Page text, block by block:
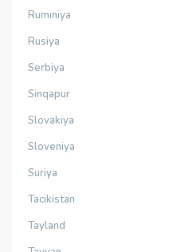
Rumıniya
Rusiya
Serbiya
Sinqapur
Slovakiya
Sloveniya
Suriya
Tacikistan
Tayland